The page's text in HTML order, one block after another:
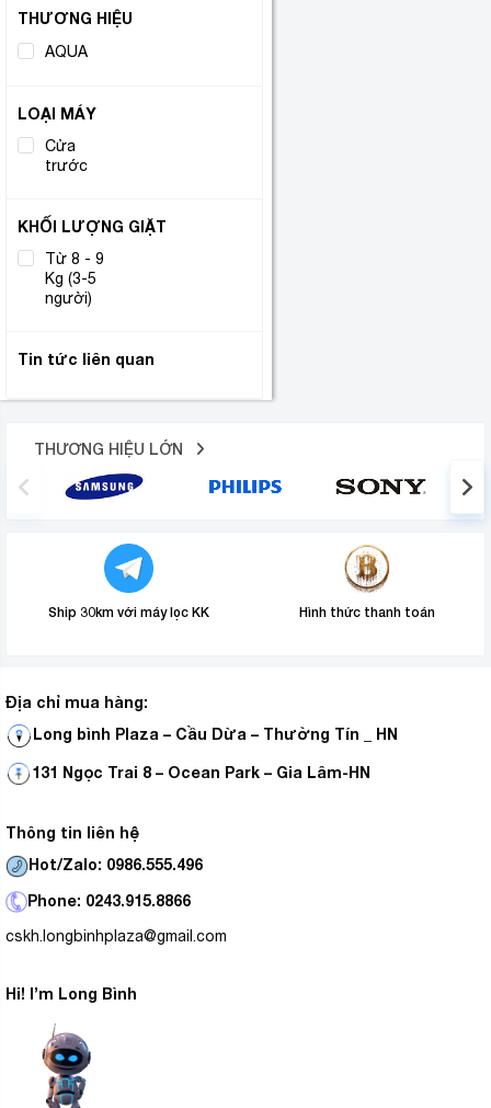
THƯƠNG HIỆU
AQUA
LOẠI MÁY
Cửa
trước
KHỐI LƯỢNG GIẶT
Từ 8 - 9
Kg (3-5
người)
Tin tức liên quan
THƯƠNG HIỆU LỚN
Ship 30km với máy lọc KK Hình thức thanh toán
Địa chỉ mua hàng:
Long bình Plaza – Cầu Dừa – Thường Tín _ HN
131 Ngọc Trai 8 – Ocean Park – Gia Lâm-HN
Thông tin liên hệ
Hot/Zalo: 0986.555.496
Phone: 0243.915.8866
cskh.longbinhplaza@gmail.com
Hi! I’m Long Bình